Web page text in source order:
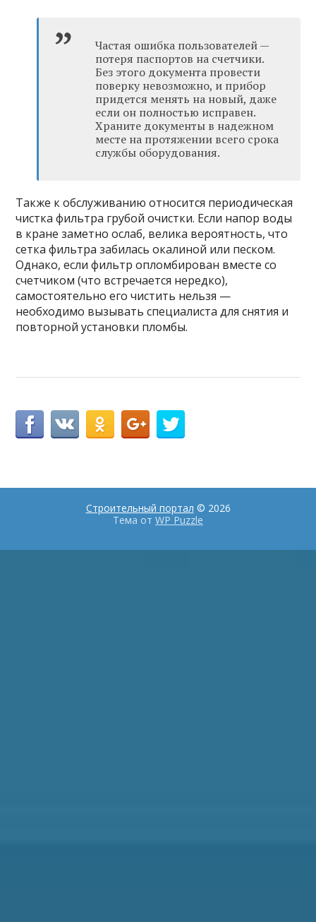
Частая ошибка пользователей —
потеря паспортов на счетчики.
Без этого документа провести
поверку невозможно, и прибор
придется менять на новый, даже
если он полностью исправен.
Храните документы в надежном
месте на протяжении всего срока
службы оборудования.
Также к обслуживанию относится периодическая
чистка фильтра грубой очистки. Если напор воды
в кране заметно ослаб, велика вероятность, что
сетка фильтра забилась окалиной или песком.
Однако, если фильтр опломбирован вместе со
счетчиком (что встречается нередко),
самостоятельно его чистить нельзя —
необходимо вызывать специалиста для снятия и
повторной установки пломбы.
Строительный портал © 2026
Тема от WP Puzzle